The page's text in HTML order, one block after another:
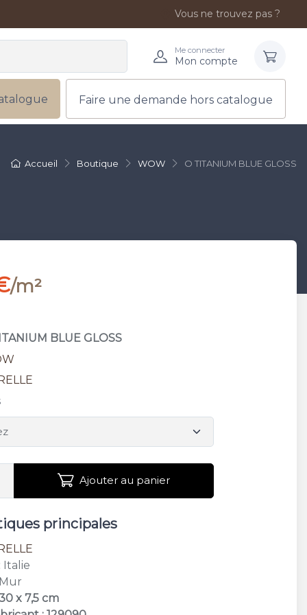
Vous ne trouvez pas ?
Me connecter
Mon compte
Faire une demande hors catalogue
Accueil Boutique WOW O TITANIUM BLUE GLOSS
/m²
BLUE GLOSS
Ajouter au panier
principales
: Italie
x 7,5 cm